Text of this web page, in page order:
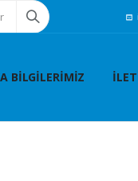
BILGILERIMIZ